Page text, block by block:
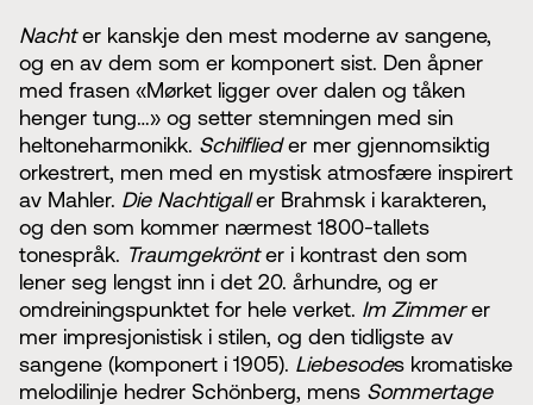
Nachter kanskje den mest moderne av sangene,
og en av dem som er komponert sist. Den åpner
med frasen «Mørket ligger over dalen og tåken
henger tung…» og setter stemningen med sin
heltoneharmonikk. Schilflieder mer gjennomsiktig
orkestrert, men med en mystisk atmosfære inspirert
av Mahler. Die Nachtigaller Brahmsk i karakteren,
og den som kommer nærmest 1800-tallets
tonespråk. Traumgekrönter i kontrast den som
lener seg lengst inn i det 20. århundre, og er
omdreiningspunktet for hele verket. Im Zimmerer
mer impresjonistisk i stilen, og den tidligste av
sangene (komponert i 1905). Liebesodes kromatiske
melodilinje hedrer Schönberg, mens Sommertage